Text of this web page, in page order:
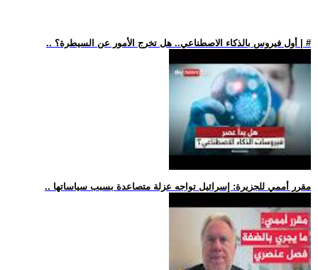
.. أول فيروس بالذكاء الاصطناعي.. هل تخرج الأمور عن السيطرة؟ | #
.. مقرر أممي للجزيرة: إسرائيل تواجه عزلة متصاعدة بسبب سياساتها